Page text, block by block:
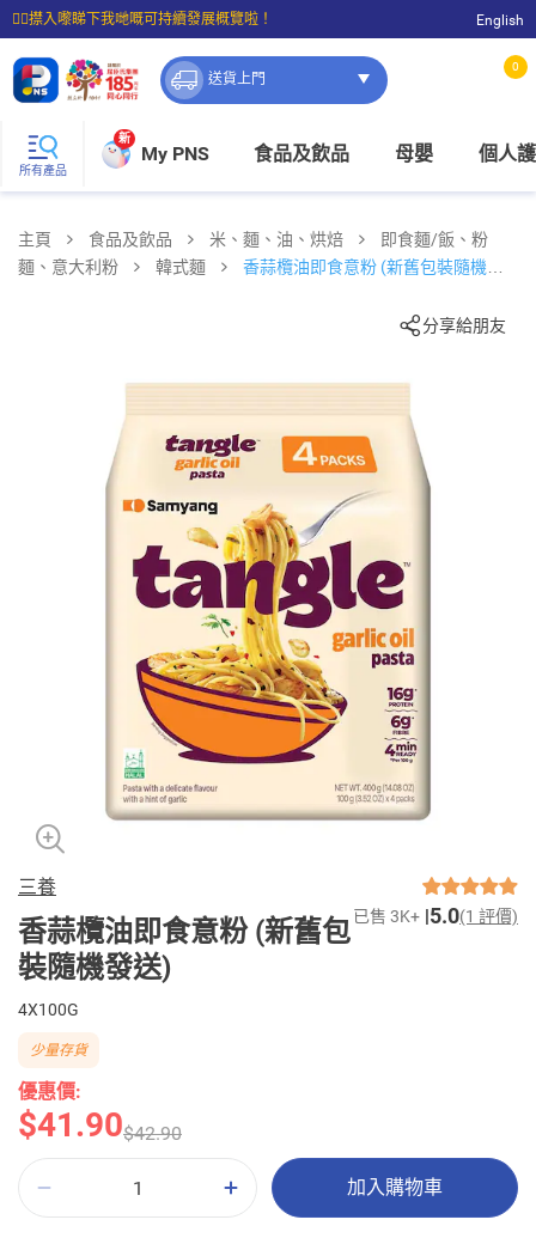
☝🏼㩒入嚟睇下我哋嘅可持續發展概覽啦！
⭐購物滿$399即享免費送貨；滿$100即可免費店取。
English
送貨上門
0
所有產品
新
My PNS 食品及飲品 母嬰 個人
主頁 食品及飲品 米、麵、油、烘焙
即食麵/飯、粉
麵、意大利粉
韓式麵
香蒜欖油即食意粉 (新舊包裝隨機發
分享給朋友
三養
香蒜欖油即食意粉 (新舊包
裝隨機發送)
已售 3K+ 5.0(1 評價)
4X100G
優惠價:
$41.90$42.90
少量存貨
加入購物車